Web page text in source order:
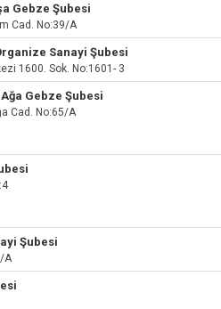
Gebze Şubesi
Cad. No:39/A
Sanayi Şubesi
1600. Sok. No:1601- 3
Gebze Şubesi
Cad. No:65/A
Şubesi
A